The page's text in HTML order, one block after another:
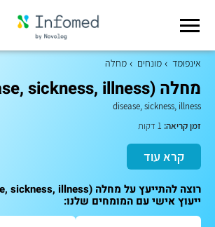
אינפומד מונחים מחלה
מחלה (disease, sickness, illness)
disease, sickness, illness
זמן קריאה:
קרא עוד
ייעוץ אישי עם המומחים שלנו: